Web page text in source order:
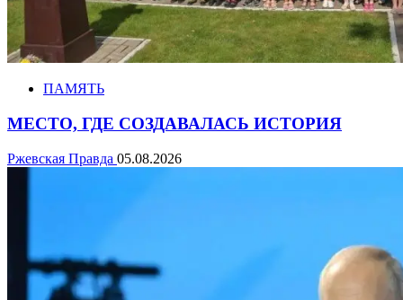
ПАМЯТЬ
МЕСТО, ГДЕ СОЗДАВАЛАСЬ ИСТОРИЯ
Ржевская Правда 05.08.2026